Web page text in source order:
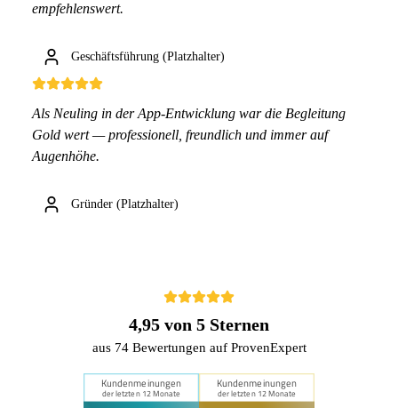
empfehlenswert.
Geschäftsführung (Platzhalter)
Als Neuling in der App-Entwicklung war die Begleitung
Gold wert — professionell, freundlich und immer auf
Augenhöhe.
Gründer (Platzhalter)
4,95 von 5 Sternen
aus 74 Bewertungen auf ProvenExpert